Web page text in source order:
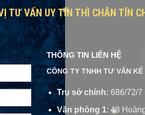
TƯ VẤN UY TÍN THÌ CHÂN TÍN
THÔNG TIN LIÊN HỆ
CÔNG TY TNHH TƯ VẤN
Trụ sở chính: 686/72/7
Văn phòng 1: 48